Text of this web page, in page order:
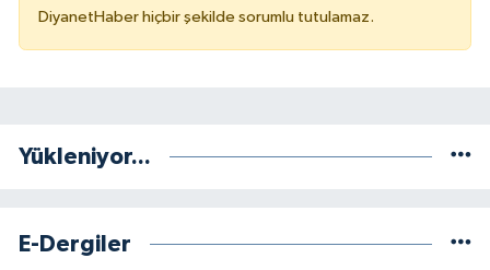
DiyanetHaber hiçbir şekilde sorumlu tutulamaz.
Yükleniyor...
E-Dergiler
Osmaniye Müftülüğü
Sakarya Müftülüğü